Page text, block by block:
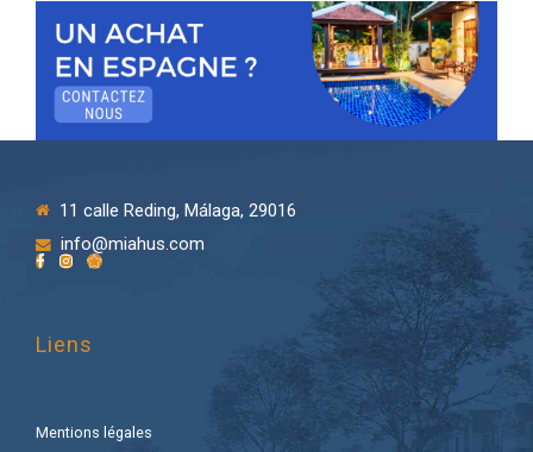
11 calle Reding, Málaga, 29016
info@miahus.com
Liens
Mentions légales